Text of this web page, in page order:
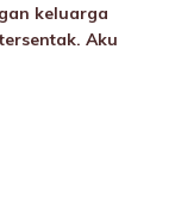
keluarga
Aku